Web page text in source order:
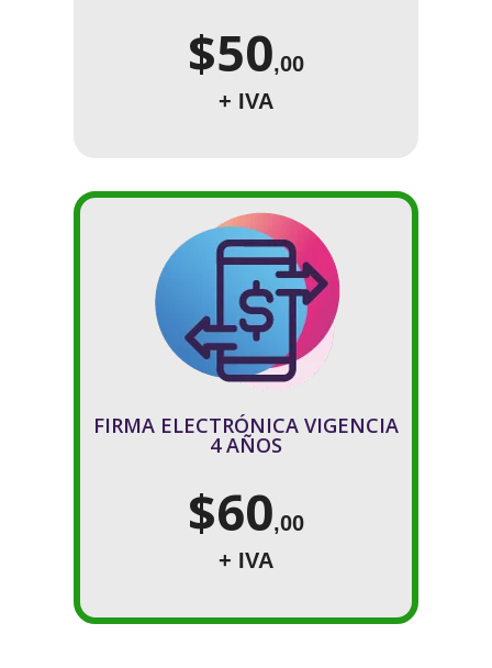
$50,00
+ IVA
FIRMA ELECTRÓNICA VIGENCIA
4 AÑOS
$60,00
+ IVA